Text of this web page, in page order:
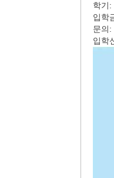
학기
입학
문의
입학